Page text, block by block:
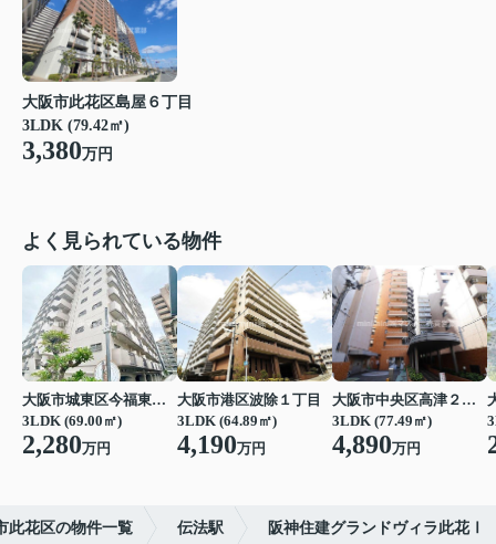
大阪市此花区島屋６丁目
3LDK (79.42㎡)
3,380万円
よく見られている物件
大阪市城東区今福東３丁目
3LDK (69.00㎡)
2,280万円
大阪市港区波除１丁目
3LDK (64.89㎡)
4,190万円
大阪市中央区高津２丁目
3LDK (77.49㎡)
4,890万円
此花区の物件一覧 伝法駅 阪神住建グランドヴィラ此花Ⅰ